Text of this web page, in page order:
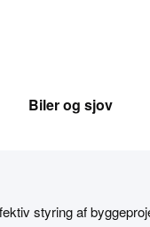
Biler og sjov
styring af